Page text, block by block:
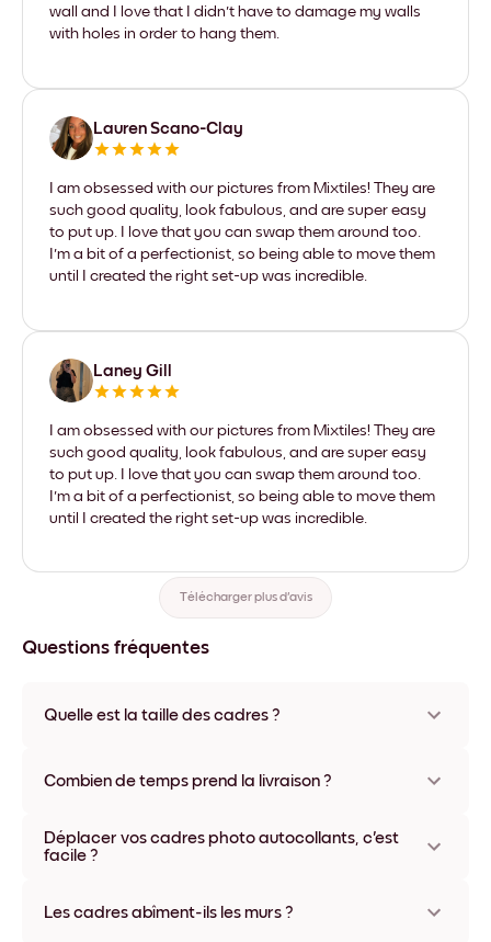
wall and I love that I didn't have to damage my walls
with holes in order to hang them.
Lauren Scano-Clay
I am obsessed with our pictures from Mixtiles! They are
such good quality, look fabulous, and are super easy
to put up. I love that you can swap them around too.
I'm a bit of a perfectionist, so being able to move them
until I created the right set-up was incredible.
Laney Gill
I am obsessed with our pictures from Mixtiles! They are
such good quality, look fabulous, and are super easy
to put up. I love that you can swap them around too.
I'm a bit of a perfectionist, so being able to move them
until I created the right set-up was incredible.
Télécharger plus d'avis
Questions fréquentes
Quelle est la taille des cadres ?
matériaux et coloris disponibles, y compris sans cadre ou en
Combien de temps prend la livraison ?
généralement une semaine. Livraison express possible dans
certains pays. Un numéro de suivi accompagne chaque
Déplacer vos cadres photo autocollants, c'est
facile ?
l'infini, sans abîmer vos murs.
Les cadres abîment-ils les murs ?